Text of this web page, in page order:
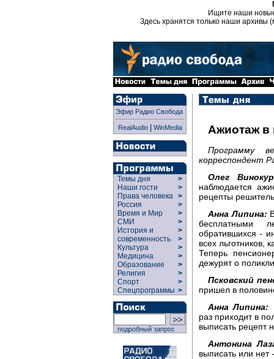
Ищите наши
Здесь хранятся только наши архивы
Эфир Радио Свобода
RealAudio| WinMedia
Темы дня
>
Наши гости
>
Права человека >
Россия
>
Время и Мир
>
СМИ
>
История и
современность
>
>
Культура
>
Медицина
>
Образование
>
Религия
>
Спорт
>
Спецпрограммы >
подробный запрос
Ажиотаж в
Программу
корреспондент
Олег
наблюдается
рецепты
Анна Липина:
бесплатными
обратившихся -
всех льготников,
Теперь
дежурят о
Псковский
пришел в
Анна Липина:
раз приходит в
выписать рецепт
Антонина
выписать или нет